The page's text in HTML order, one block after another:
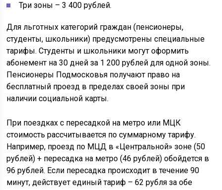
Три зоны – 3 400 рублей.
Для льготных категорий граждан (пенсионеры,
студенты, школьники) предусмотрены специальные
тарифы. Студенты и школьники могут оформить
абонемент на 30 дней за 1 200 рублей для одной зоны.
Пенсионеры Подмосковья получают право на
бесплатный проезд в пределах своей зоны при
наличии социальной карты.
При поездках с пересадкой на метро или МЦК
стоимость рассчитывается по суммарному тарифу.
Например, проезд по МЦД в «Центральной» зоне (50
рублей) + пересадка на метро (46 рублей) обойдется в
96 рублей. Если пересадка происходит в течение 90
минут, действует единый тариф – 62 рубля за обе